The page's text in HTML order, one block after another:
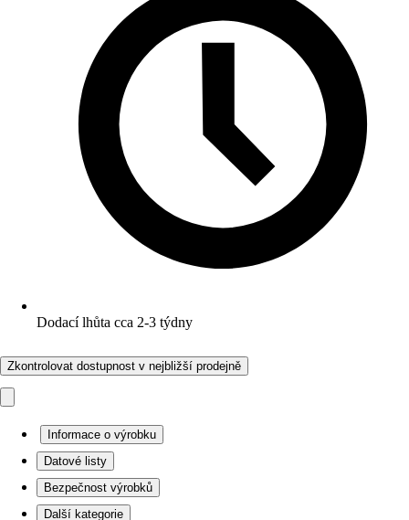
Dodací lhůta cca 2-3 týdny
Zkontrolovat dostupnost v nejbližší prodejně
Informace o výrobku
Datové listy
Bezpečnost výrobků
Další kategorie